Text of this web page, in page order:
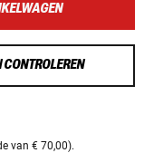
van € 70,00).